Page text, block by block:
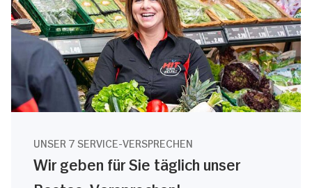
UNSER 7 SERVICE-VERSPRECHEN
Wir geben für Sie täglich unser